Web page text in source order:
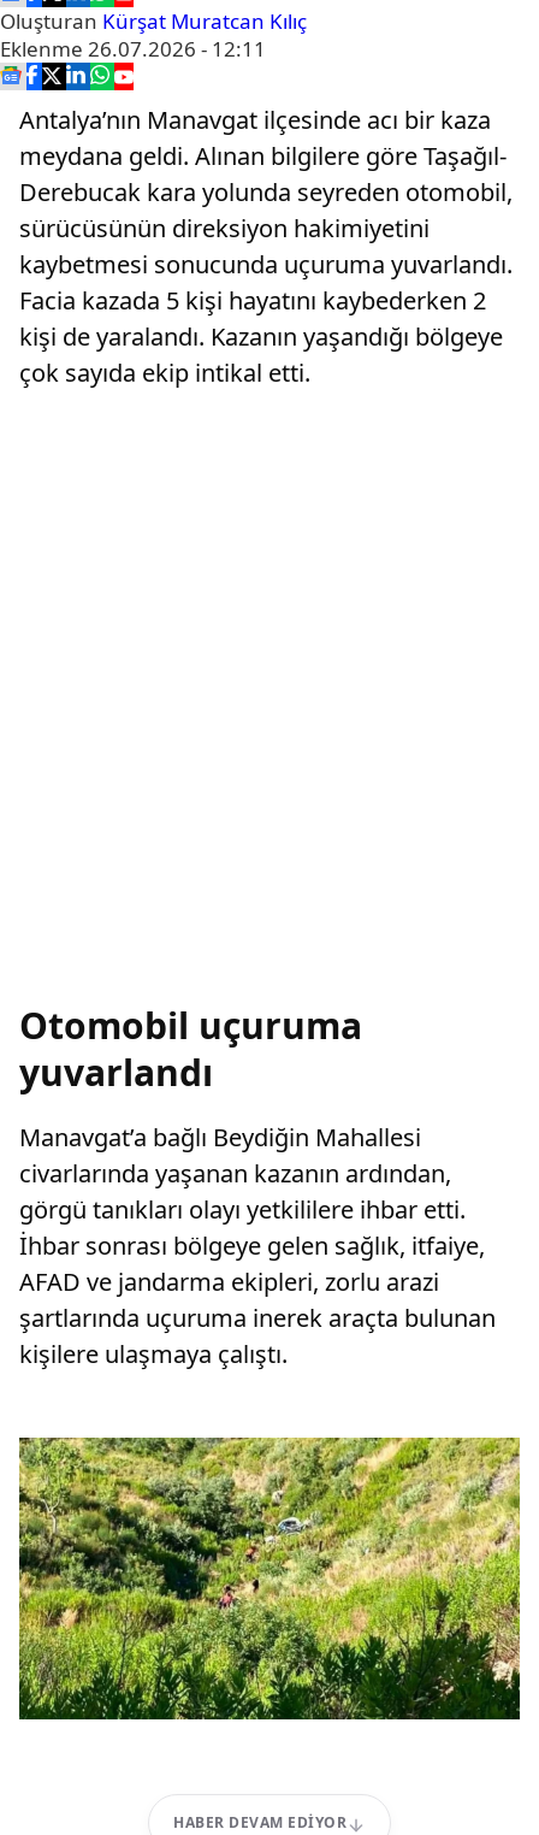
Oluşturan Kürşat Muratcan Kılıç
Eklenme 26.07.2026 - 12:11
Antalya’nın Manavgat ilçesinde acı bir kaza
meydana geldi. Alınan bilgilere göre Taşağıl-
Derebucak kara yolunda seyreden otomobil,
sürücüsünün direksiyon hakimiyetini
kaybetmesi sonucunda uçuruma yuvarlandı.
Facia kazada 5 kişi hayatını kaybederken 2
kişi de yaralandı. Kazanın yaşandığı bölgeye
çok sayıda ekip intikal etti.
Otomobil uçuruma
yuvarlandı
Manavgat’a bağlı Beydiğin Mahallesi
civarlarında yaşanan kazanın ardından,
görgü tanıkları olayı yetkililere ihbar etti.
İhbar sonrası bölgeye gelen sağlık, itfaiye,
AFAD ve jandarma ekipleri, zorlu arazi
şartlarında uçuruma inerek araçta bulunan
kişilere ulaşmaya çalıştı.
HABER DEVAM EDIYOR